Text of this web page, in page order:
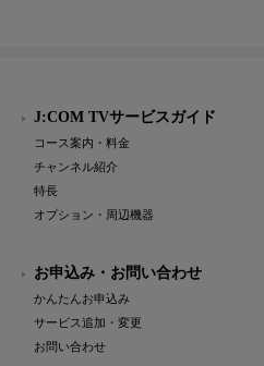
J:COM TVサービスガイド
コース案内・料金
チャンネル紹介
特長
オプション・周辺機器
お申込み・お問い合わせ
かんたんお申込み
サービス追加・変更
お問い合わせ